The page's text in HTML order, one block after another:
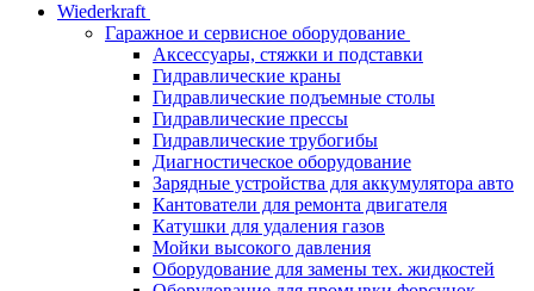
Wiederkraft
Гаражное и сервисное оборудование
Аксессуары, стяжки и подставки
Гидравлические краны
Гидравлические подъемные столы
Гидравлические прессы
Гидравлические трубогибы
Диагностическое оборудование
Зарядные устройства для аккумулятора авто
Кантователи для ремонта двигателя
Катушки для удаления газов
Мойки высокого давления
Оборудование для замены тех. жидкостей